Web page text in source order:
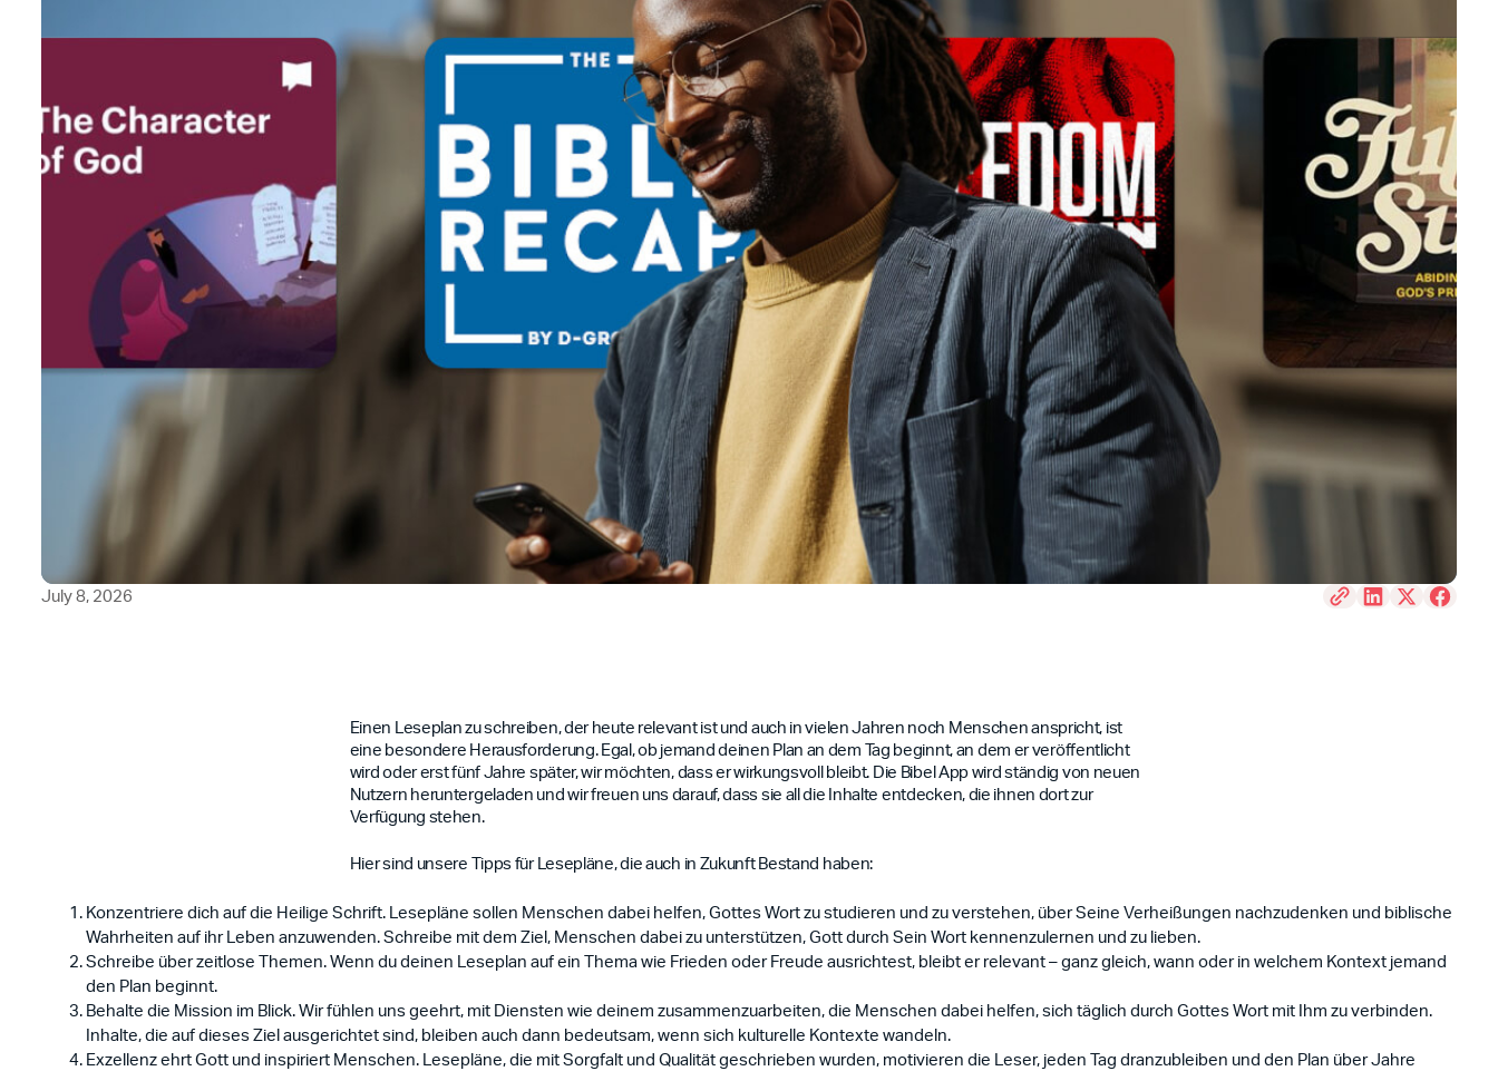
July 8, 2026
Einen Leseplan zu schreiben, der heute relevant ist und auch in vielen Jahren noch Menschen anspricht, ist
eine besondere Herausforderung. Egal, ob jemand deinen Plan an dem Tag beginnt, an dem er veröffentlicht
wird oder erst fünf Jahre später, wir möchten, dass er wirkungsvoll bleibt. Die Bibel App wird ständig von neuen
Nutzern heruntergeladen und wir freuen uns darauf, dass sie all die Inhalte entdecken, die ihnen dort zur
Verfügung stehen.
Hier sind unsere Tipps für Lesepläne, die auch in Zukunft Bestand haben:
Konzentriere dich auf die Heilige Schrift. Lesepläne sollen Menschen dabei helfen, Gottes Wort zu studieren und zu verstehen, über Seine Verheißungen nachzudenken und biblische
Wahrheiten auf ihr Leben anzuwenden. Schreibe mit dem Ziel, Menschen dabei zu unterstützen, Gott durch Sein Wort kennenzulernen und zu lieben.
Schreibe über zeitlose Themen. Wenn du deinen Leseplan auf ein Thema wie Frieden oder Freude ausrichtest, bleibt er relevant – ganz gleich, wann oder in welchem Kontext jemand
den Plan beginnt.
Behalte die Mission im Blick. Wir fühlen uns geehrt, mit Diensten wie deinem zusammenzuarbeiten, die Menschen dabei helfen, sich täglich durch Gottes Wort mit Ihm zu verbinden.
Inhalte, die auf dieses Ziel ausgerichtet sind, bleiben auch dann bedeutsam, wenn sich kulturelle Kontexte wandeln.
Exzellenz ehrt Gott und inspiriert Menschen. Lesepläne, die mit Sorgfalt und Qualität geschrieben wurden, motivieren die Leser, jeden Tag dranzubleiben und den Plan über Jahre